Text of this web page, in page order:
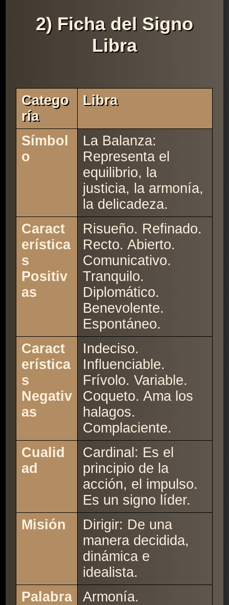
2) Ficha del Signo
Libra
Catego
Ría
Libra
Símbol
o
La Balanza:
Representa el
equilibrio, la
justicia, la armonía,
la delicadeza.
Caract
erística
s
Positiv
as
Risueño. Refinado.
Recto. Abierto.
Comunicativo.
Tranquilo.
Diplomático.
Benevolente.
Espontáneo.
Caract
erística
s
Negativ
as
Indeciso.
Influenciable.
Frívolo. Variable.
Coqueto. Ama los
halagos.
Complaciente.
Cualid
ad
Cardinal: Es el
principio de la
acción, el impulso.
Es un signo líder.
Misión
Dirigir: De una
manera decidida,
dinámica e
idealista.
Palabra
Armonía.